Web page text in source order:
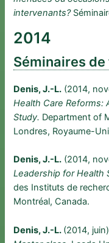
intervenants?
2014
Séminaires
Denis, J.-L. (2014,
Health Care Reforms:
Study. Department of
Londres, Royaume-
Denis, J.-L. (2014,
Leadership for Health
des Instituts de
Montréal, Canada.
Denis, J.-L. (2014,